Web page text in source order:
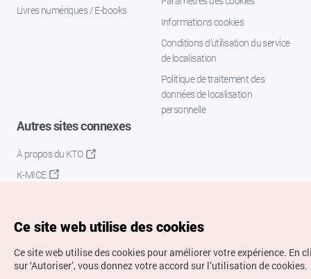
Livres numériques / E-books
Informations cookies
Conditions d’utilisation du service
de localisation
Politique de traitement des
données de localisation
personnelle
Autres sites connexes
À propos du KTO
K-MICE
Ce site web utilise des cookies
Ce site web utilise des cookies pour améliorer votre expérience. En
sur ‘Autoriser’, vous donnez votre accord sur l’utilisation de cookies.